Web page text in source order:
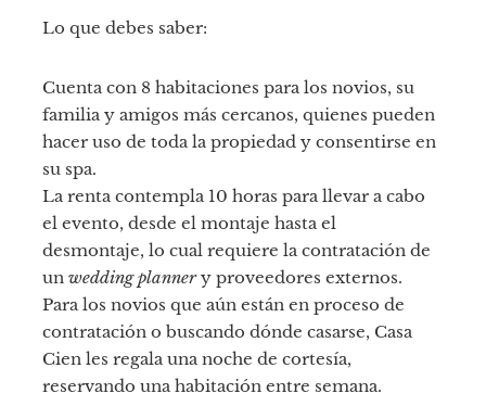
Lo que debes saber:
Cuenta con 8 habitaciones para los novios, su
familia y amigos más cercanos, quienes pueden
hacer uso de toda la propiedad y consentirse en
su spa.
La renta contempla 10 horas para llevar a cabo
el evento, desde el montaje hasta el
desmontaje, lo cual requiere la contratación de
unwedding plannery proveedores externos.
Para los novios que aún están en proceso de
contratación o buscando dónde casarse, Casa
Cien les regala una noche de cortesía,
reservando una habitación entre semana.